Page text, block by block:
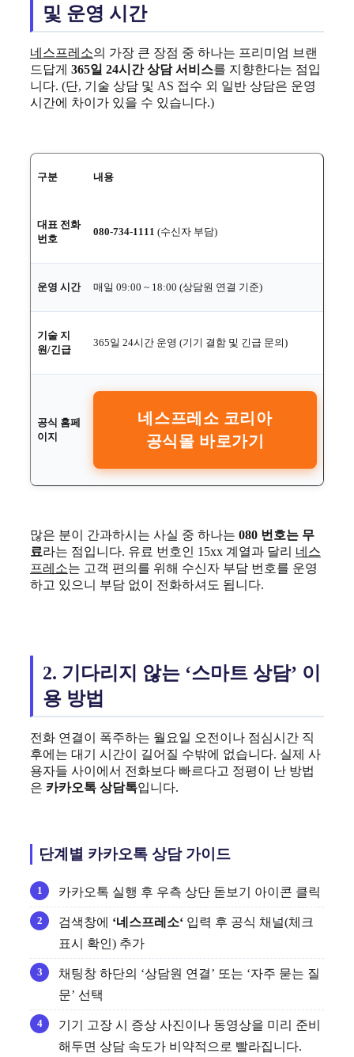
및 운영 시간
네스프레소의 가장 큰 장점 중 하나는 프리미엄 브랜
드답게 365일 24시간 상담 서비스를 지향한다는 점입
니다. (단, 기술 상담 및 AS 접수 외 일반 상담은 운영
시간에 차이가 있을 수 있습니다.)
구분 내용
대표 전화
번호
080-734-1111 (수신자 부담)
운영 시간 매일 09:00 ~ 18:00 (상담원 연결 기준)
기술 지
원/긴급
365일 24시간 운영 (기기 결함 및 긴급 문의)
공식 홈페
이지
네스프레소 코리아
공식몰 바로가기
많은 분이 간과하시는 사실 중 하나는 080 번호는 무
료라는 점입니다. 유료 번호인 15xx 계열과 달리 네스
프레소는 고객 편의를 위해 수신자 부담 번호를 운영
하고 있으니 부담 없이 전화하셔도 됩니다.
2. 기다리지 않는 ‘스마트 상담’ 이
용 방법
전화 연결이 폭주하는 월요일 오전이나 점심시간 직
후에는 대기 시간이 길어질 수밖에 없습니다. 실제 사
용자들 사이에서 전화보다 빠르다고 정평이 난 방법
은 카카오톡 상담톡입니다.
단계별 카카오톡 상담 가이드
카카오톡 실행 후 우측 상단 돋보기 아이콘 클릭
검색창에 ‘네스프레소‘ 입력 후 공식 채널(체크
표시 확인) 추가
채팅창 하단의 ‘상담원 연결’ 또는 ‘자주 묻는 질
문’ 선택
기기 고장 시 증상 사진이나 동영상을 미리 준비
해두면 상담 속도가 비약적으로 빨라집니다.